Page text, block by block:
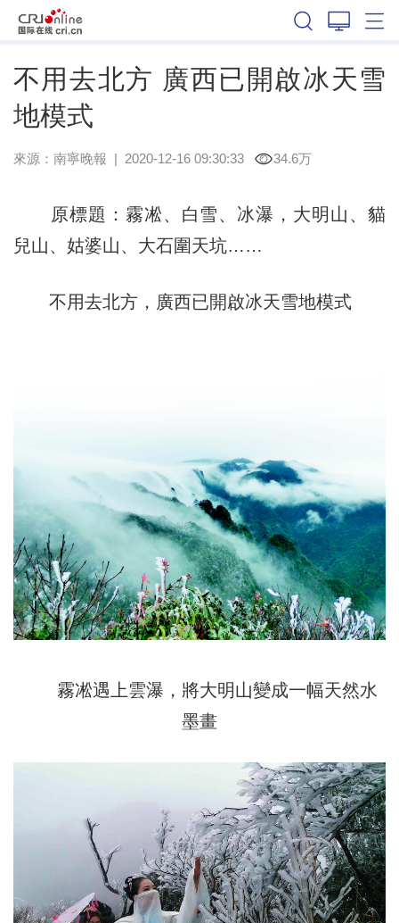
不用去北方 廣西已開啟冰天雪
地模式
來源： 南寧晚報 | 2020-12-16 09:30:33 34.6万
原標題：霧凇、白雪、冰瀑，大明山、貓
兒山、姑婆山、大石圍天坑……
不用去北方，廣西已開啟冰天雪地模式
霧凇遇上雲瀑，將大明山變成一幅天然水
墨畫